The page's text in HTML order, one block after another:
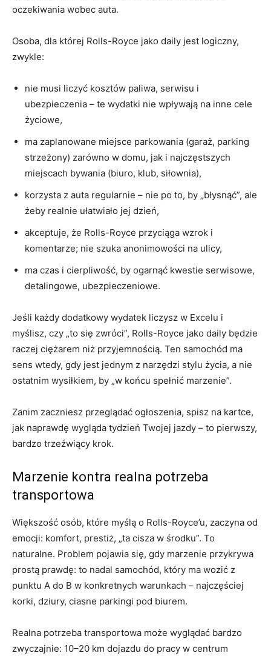
oczekiwania wobec auta.
Osoba, dla której Rolls-Royce jako daily jest logiczny,
zwykle:
nie musi liczyć kosztów paliwa, serwisu i
ubezpieczenia – te wydatki nie wpływają na inne cele
życiowe,
ma zaplanowane miejsce parkowania (garaż, parking
strzeżony) zarówno w domu, jak i najczęstszych
miejscach bywania (biuro, klub, siłownia),
korzysta z auta regularnie – nie po to, by „błysnąć”, ale
żeby realnie ułatwiało jej dzień,
akceptuje, że Rolls-Royce przyciąga wzrok i
komentarze; nie szuka anonimowości na ulicy,
ma czas i cierpliwość, by ogarnąć kwestie serwisowe,
detalingowe, ubezpieczeniowe.
Jeśli każdy dodatkowy wydatek liczysz w Excelu i
myślisz, czy „to się zwróci”, Rolls-Royce jako daily będzie
raczej ciężarem niż przyjemnością. Ten samochód ma
sens wtedy, gdy jest jednym z narzędzi stylu życia, a nie
ostatnim wysiłkiem, by „w końcu spełnić marzenie”.
Zanim zaczniesz przeglądać ogłoszenia, spisz na kartce,
jak naprawdę wygląda tydzień Twojej jazdy – to pierwszy,
bardzo trzeźwiący krok.
Marzenie kontra realna potrzeba
transportowa
Większość osób, które myślą o Rolls-Royce’u, zaczyna od
emocji: komfort, prestiż, „ta cisza w środku”. To
naturalne. Problem pojawia się, gdy marzenie przykrywa
prostą prawdę: to nadal samochód, który ma wozić z
punktu A do B w konkretnych warunkach – najczęściej
korki, dziury, ciasne parkingi pod biurem.
Realna potrzeba transportowa może wyglądać bardzo
zwyczajnie: 10–20 km dojazdu do pracy w centrum